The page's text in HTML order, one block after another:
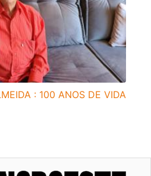
: 100 ANOS DE VIDA